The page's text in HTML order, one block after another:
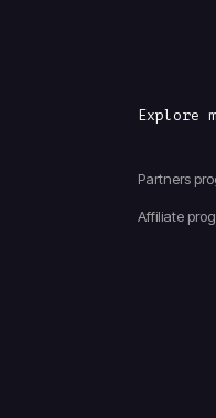
Explore
Partners
Affiliate